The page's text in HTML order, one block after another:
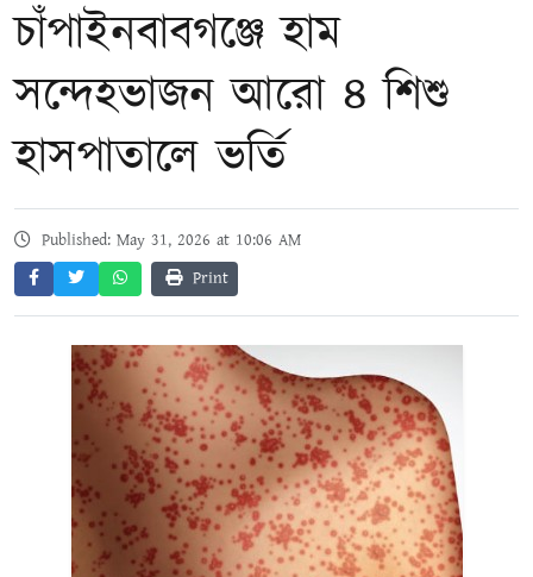
চাঁপাইনবাবগঞ্জে হাম
সন্দেহভাজন আরো ৪ শিশু
হাসপাতালে ভর্তি
Published: May 31, 2026 at 10:06 AM
Print